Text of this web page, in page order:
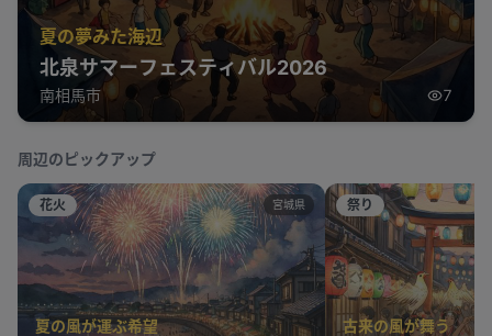
夏の夢みた海辺
北泉サマーフェスティバル2026
南相馬市 7
周辺のピックアップ
花火 宮城県
夏の風が運ぶ希望
祭り
古来の風が舞う